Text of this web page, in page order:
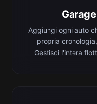
Aggiungi ogni auto
propria
Gestisci l'intera